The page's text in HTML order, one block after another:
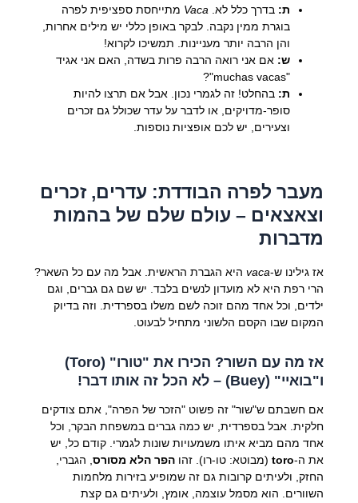
ת: בדרך כלל לא. Vaca מתייחסת ספציפית לפרה
בוגרת ממין נקבה. לבקר באופן כללי יש מילים אחרות,
והן הרבה יותר מעניינות. תמשיכו לקרוא!
ש: אם אני רואה הרבה פרות בשדה, האם אני אגיד
"muchas vacas"?
ת: בהחלט! זה לגמרי נכון. אבל אם תרצו להיות
סופר-מדויקים, או לדבר על עדר שכולל גם זכרים
וצעירים, יש לכם אופציות נוספות.
מעבר לפרה הבודדת: עדרים, זכרים
וצאצאים – עולם שלם של בהמות
מדברות
אז גילינו ש-vacaהיא הגברת הראשית. אבל מה עם כל השאר?
הרי רפת היא לא מועדון לנשים בלבד. יש שם גם גברים, וגם
ילדים, וכל אחד מהם זוכה לשם משלו בספרדית. וזה בדיוק
המקום שבו הקסם הלשוני מתחיל לבעוט.
אז מה עם השור? הכירו את "טורו" (Toro)
ו"בואיי" (Buey) – לא הכל זה אותו דבר!
אם חשבתם ש"שור" זה פשוט "הזכר של הפרה", אתם צודקים
חלקית. אבל בספרדית, יש כמה גברים במשפחת הבקר, וכל
אחד מהם מביא איתו משמעויות שונות לגמרי. קודם כל, יש
את ה-toro(מבוטא: טו-רו). זהו הפר הלא מסורס, הגברי,
החזק, ולעיתים קרובות גם זה שמופיע בזירות מלחמות
השוורים. הוא מסמל עוצמה, אומץ, ולעיתים גם קצת